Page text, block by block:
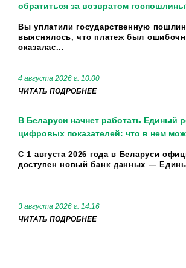
обратиться за возвратом
Вы уплатили государственную
выяснялось, что платеж был
оказалас...
4 августа 2026 г. 10:00
ЧИТАТЬ ПОДРОБНЕЕ
В Беларуси начнет работать Единый
цифровых показателей: что в нем
С 1 августа 2026 года в Беларуси
доступен новый банк данных —
3 августа 2026 г. 14:16
ЧИТАТЬ ПОДРОБНЕЕ